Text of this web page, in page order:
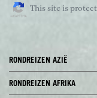
This site is
RONDREIZEN AZIË
RONDREIZEN AFRIKA